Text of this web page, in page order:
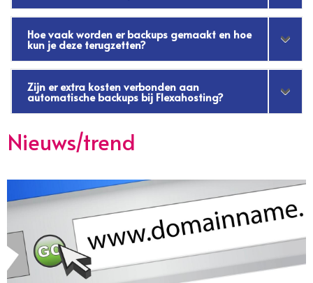
Hoe vaak worden er backups gemaakt en hoe
kun je deze terugzetten?
Zijn er extra kosten verbonden aan
automatische backups bij Flexahosting?
Nieuws/trend